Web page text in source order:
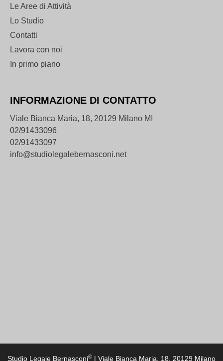
Le Aree di Attività
Lo Studio
Contatti
Lavora con noi
In primo piano
INFORMAZIONE DI CONTATTO
Viale Bianca Maria, 18, 20129 Milano MI
02/91433096
02/91433097
info@studiolegalebernasconi.net
Studio Legale Bernasconi© | Viale Bianca Maria, 18, 20129 Milano